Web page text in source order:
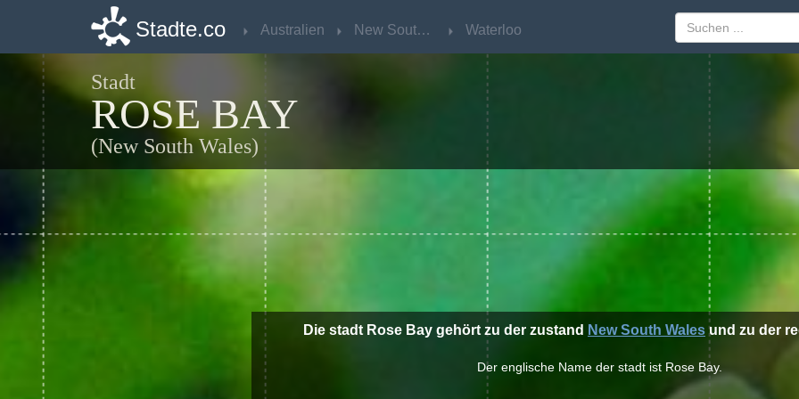
Stadte.co Australien New South Wales Waterloo
Stadt
ROSE BAY
(New South Wales)
Die stadt Rose Bay gehört zu der zustand New South Wales und zu der
Der englische Name der stadt ist Rose Bay.
Stadte.co Australien New South Wales Waterloo